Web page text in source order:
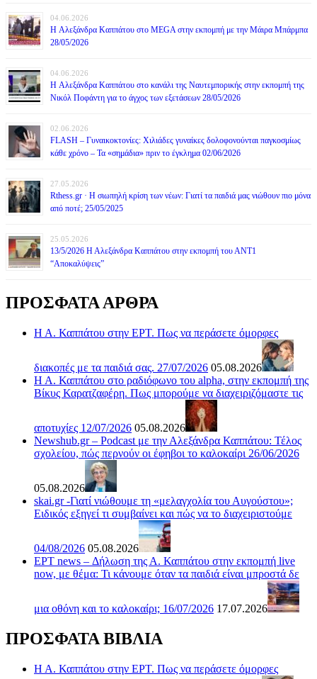
04.06.2026
H Αλεξάνδρα Καππάτου στο MEGA στην εκπομπή με την Μάιρα Mπάρμπα
28/05/2026
04.06.2026
H Αλεξάνδρα Καππάτου στο κανάλι της Ναυτεμπορικής στην εκπομπή της
Νικόλ Ποφάντη για το άγχος των εξετάσεων 28/05/2026
02.06.2026
FLASH – Γυναικοκτονίες: Χιλιάδες γυναίκες δολοφονούνται παγκοσμίως
κάθε χρόνο – Τα «σημάδια» πριν το έγκλημα 02/06/2026
27.05.2026
Rthess.gr · Η σιωπηλή κρίση των νέων: Γιατί τα παιδιά μας νιώθουν πιο μόνα
από ποτέ; 25/05/2025
25.05.2026
13/5/2026 Η Αλεξάνδρα Καππάτου στην εκπομπή του ΑΝΤ1
“Αποκαλύψεις”
ΠΡΟΣΦΑΤΑ ΑΡΘΡΑ
Η Α. Καππάτου στην ΕΡΤ. Πως να περάσετε όμορφες
διακοπές με τα παιδιά σας. 27/07/2026 05.08.2026
Η Α. Καππάτου στο ραδιόφωνο του alpha, στην εκπομπή της
Βίκυς Καρατζαφέρη. Πως μπορούμε να διαχειριζόμαστε τις
αποτυχίες 12/07/2026 05.08.2026
Newshub.gr – Podcast με την Αλεξάνδρα Καππάτου: Τέλος
σχολείου, πώς περνούν οι έφηβοι το καλοκαίρι 26/06/2026
05.08.2026
skai.gr -Γιατί νιώθουμε τη «μελαγχολία του Αυγούστου»;
Ειδικός εξηγεί τι συμβαίνει και πώς να το διαχειριστούμε
04/08/2026 05.08.2026
ΕΡΤ news – Δήλωση της Α. Καππάτου στην εκπομπή live
now, με θέμα: Τι κάνουμε όταν τα παιδιά είναι μπροστά δε
μια οθόνη και το καλοκαίρι; 16/07/2026 17.07.2026
ΠΡΟΣΦΑΤΑ ΒΙΒΛΙΑ
Η Α. Καππάτου στην ΕΡΤ. Πως να περάσετε όμορφες